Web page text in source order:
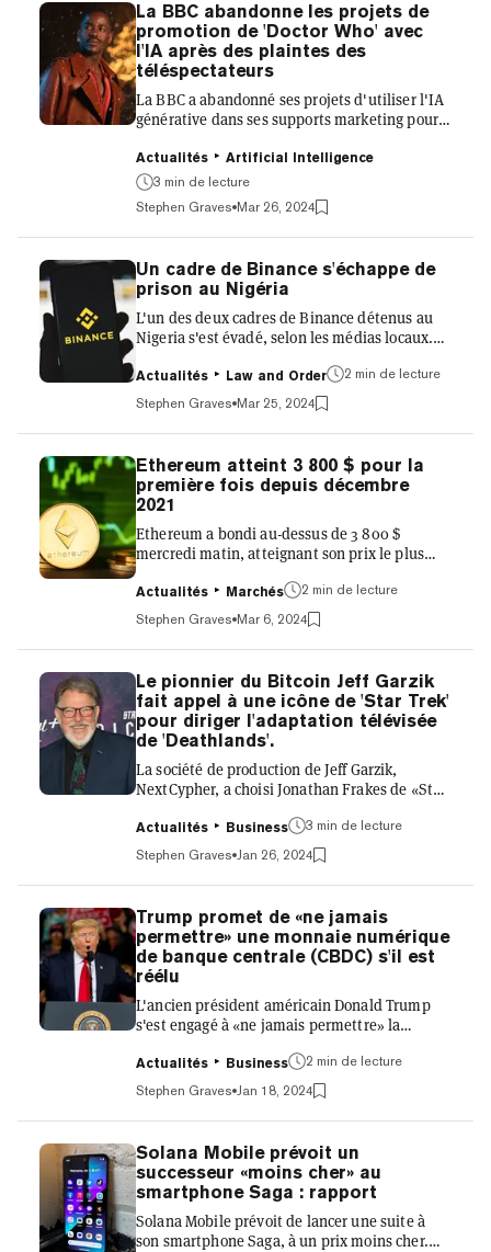
cryptomonnaie a atteint 0,20 $ était le 4
décembre 2021, selon le suivi des prix des
cryptomonnaies. Cela reste bien en deçà de
son prix record de 0,73 $, atteint en mai d...
La BBC abandonne les projets de
promotion de 'Doctor Who' avec
l'IA après des plaintes des
téléspectateurs
La BBC a abandonné ses projets d'utiliser l'IA
générative dans ses supports marketing pour
avoir reçu des plaintes de téléspectateurs
suite à un essai. Selon le site ds plaintes de la
BBC, l'équipe marketing de la société n'a "pas
l'intention" d'utiliser à nouveau l'IA à la suite
d'un "petit essai" au cours duquel l'IA
générative a été utilisée pour rédiger le texte
de deux courriels promotionnels "Doctor Who"
et de notifications mobiles. La BBC a...
Actualités
Artificial Intelligence
3 min de lecture
Stephen Graves Mar 26, 2024
Un cadre de Binance s'échappe de
prison au Nigéria
L'un des deux cadres de Binance détenus au
Nigeria s'est évadé, selon les médias locaux.
que le directeur régional de Binance pour
l'Afrique, Nadeem Anjarwalla, s'était enfui de
la maison d'hôtes d'Abuja où il était détenu
avec le responsable de la conformité à la
législation sur la criminalité financière de la
bourse, Tigran Gambaryan. Anjarwalla se
serait échappé après que les gardes l'aient
emmené dans une mosquée voisine pour les
prières du Ramadan...
Actualités Law and Order
2 min de lecture
Stephen Graves Mar 25, 2024
Ethereum atteint 3 800 $ pour la
première fois depuis décembre
2021
Ethereum a bondi au-dessus de 3 800 $
mercredi matin, atteignant son prix le plus
publication, le prix de l'Ethereum a
légèrement reculé, se négociant à 3 796,53 $,
en hausse de 2,8 % sur la journée, selon les
données de CoinGecko. La cryptomonnaie a
été échangée pour la dernière fois au-dessus
de 3 800 $ le 29 décembre 2021, selon le site de
suivi des prix. La montée en flèche du prix de
la cryptomonnaie survient alors que
l'Ethereum mis en jeu a att...
Actualités Marchés
2 min de lecture
Stephen Graves Mar 6, 2024
Le pionnier du Bitcoin Jeff Garzik
fait appel à une icône de 'Star Trek'
pour diriger l'adaptation télévisée
de 'Deathlands'.
La société de production de Jeff Garzik,
NextCypher, a choisi Jonathan Frakes de «Star
de science-fiction «Deathlands». Frakes, qui a
joué le rôle du commandant Riker dans «Star
Trek: The Next Generation», est un réalisateur
chevronné qui a dirigé des émissions de
télévision telles que «Star Trek: Strange New
Worlds», «Star Trek: Picard» et «Leverage:
Redemption». «C'est absolument incroyable»,
a déclaré Garzik à Decrypt, ajoutant qu'il était
«incroyab...
Actualités Business
3 min de lecture
Stephen Graves Jan 26, 2024
Trump promet de «ne jamais
permettre» une monnaie numérique
de banque centrale (CBDC) s'il est
réélu
L'ancien président américain Donald Trump
s'est engagé à «ne jamais permettre» la
centrale (CBDC) aux États-Unis s'il est réélu.
Lors d'un discours de campagne prononcé au
New Hampshire, Trump a qualifié les CBDC de
«menace dangereuse pour la liberté». Dans
une «promesse de protéger les Américains de
la tyrannie gouvernementale», Trump a
déclaré que, «en tant que votre président, je
ne permettrai jamais la création d'une
monnaie numérique de banque cent...
Actualités Business
2 min de lecture
Stephen Graves Jan 18, 2024
Solana Mobile prévoit un
successeur «moins cher» au
smartphone Saga : rapport
Solana Mobile prévoit de lancer une suite à
son smartphone Saga, à un prix moins cher.